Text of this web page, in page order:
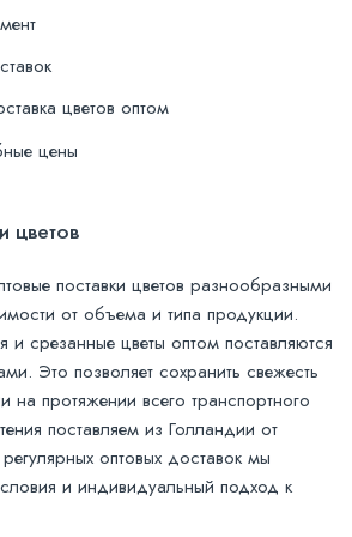
цветов оптом
цены
цветов
поставки цветов разнообразными
от объема и типа продукции.
и срезанные цветы оптом поставляются
Это позволяет сохранить свежесть
на протяжении всего транспортного
поставляем из Голландии от
оптовых доставок мы
и индивидуальный подход к